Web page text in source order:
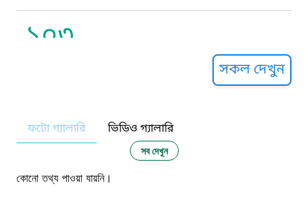
১০৩
নারী ও শিশু নির্যাতন প্রতিরোধ
১০৬
সকল দেখুন
ফটো গ্যালারি ভিডিও গ্যালারি
সব দেখুন
কোনো তথ্য পাওয়া যায়নি।